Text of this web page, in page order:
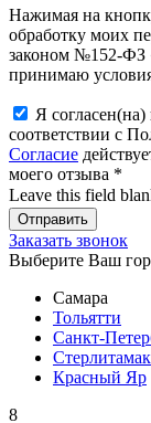
Нажимая на
обработку моих
законом №152-ФЗ
принимаю
Я
соответствии с
Согласие
моего отзыва *
Leave this field
Заказать звонок
Выберите Ваш
Самара
Тольятти
Санкт-
Стерлитамак
Красный Яр
8